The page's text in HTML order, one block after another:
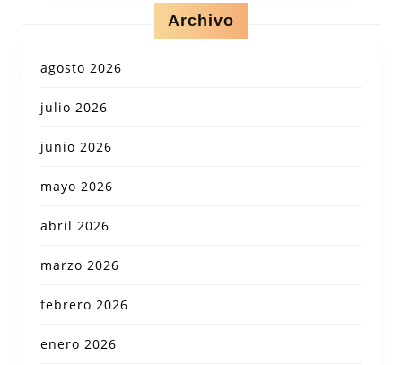
Archivo
agosto 2026
julio 2026
junio 2026
mayo 2026
abril 2026
marzo 2026
febrero 2026
enero 2026